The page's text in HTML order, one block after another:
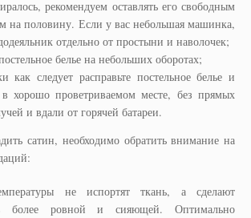
рекомендуем оставлять его свободным
на половину. Если у вас небольшая машинка,
отдельно от простыни и наволочек;
белье на небольших оборотах;
как следует расправьте постельное белье и
хорошо проветриваемом месте, без прямых
и вдали от горячей батареи.
сатин, необходимо обратить внимание на
не испортят ткань, а сделают
более ровной и сияющей. Оптимально